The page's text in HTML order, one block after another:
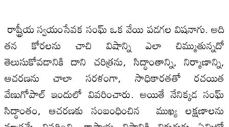
రాష్ట్రీయ స్వయంసేవక సంఘ్ ఒక వేయి పడగల విషనాగు. అది
తన కోరలను చాచి విషాన్ని ఎలా చిమ్ముతున్నదో
తెలుసుకోవడానికి దాని చరిత్రను, సిద్ధాంతాన్ని, నిర్మాణాన్ని,
ఆచరణను చాలా సరళంగా, సాధికారతతో రచయిత
వేణుగోపాల్ ఇందులో వివరించారు. అయితే నేనిక్కడ సంఘ్
సిద్ధాంతం, ఆచరణకు సంబంధించిన ముఖ్య లక్షణాలను